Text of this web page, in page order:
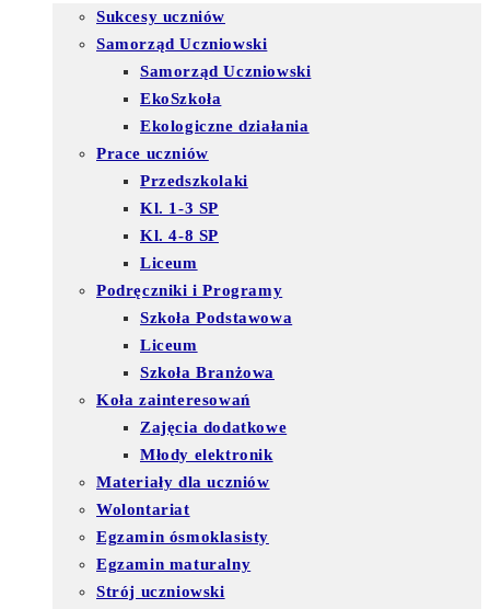
Sukcesy uczniów
Samorząd Uczniowski
Samorząd Uczniowski
EkoSzkoła
Ekologiczne działania
Prace uczniów
Przedszkolaki
Kl. 1-3 SP
Kl. 4-8 SP
Liceum
Podręczniki i Programy
Szkoła Podstawowa
Liceum
Szkoła Branżowa
Koła zainteresowań
Zajęcia dodatkowe
Młody elektronik
Materiały dla uczniów
Wolontariat
Egzamin ósmoklasisty
Egzamin maturalny
Strój uczniowski